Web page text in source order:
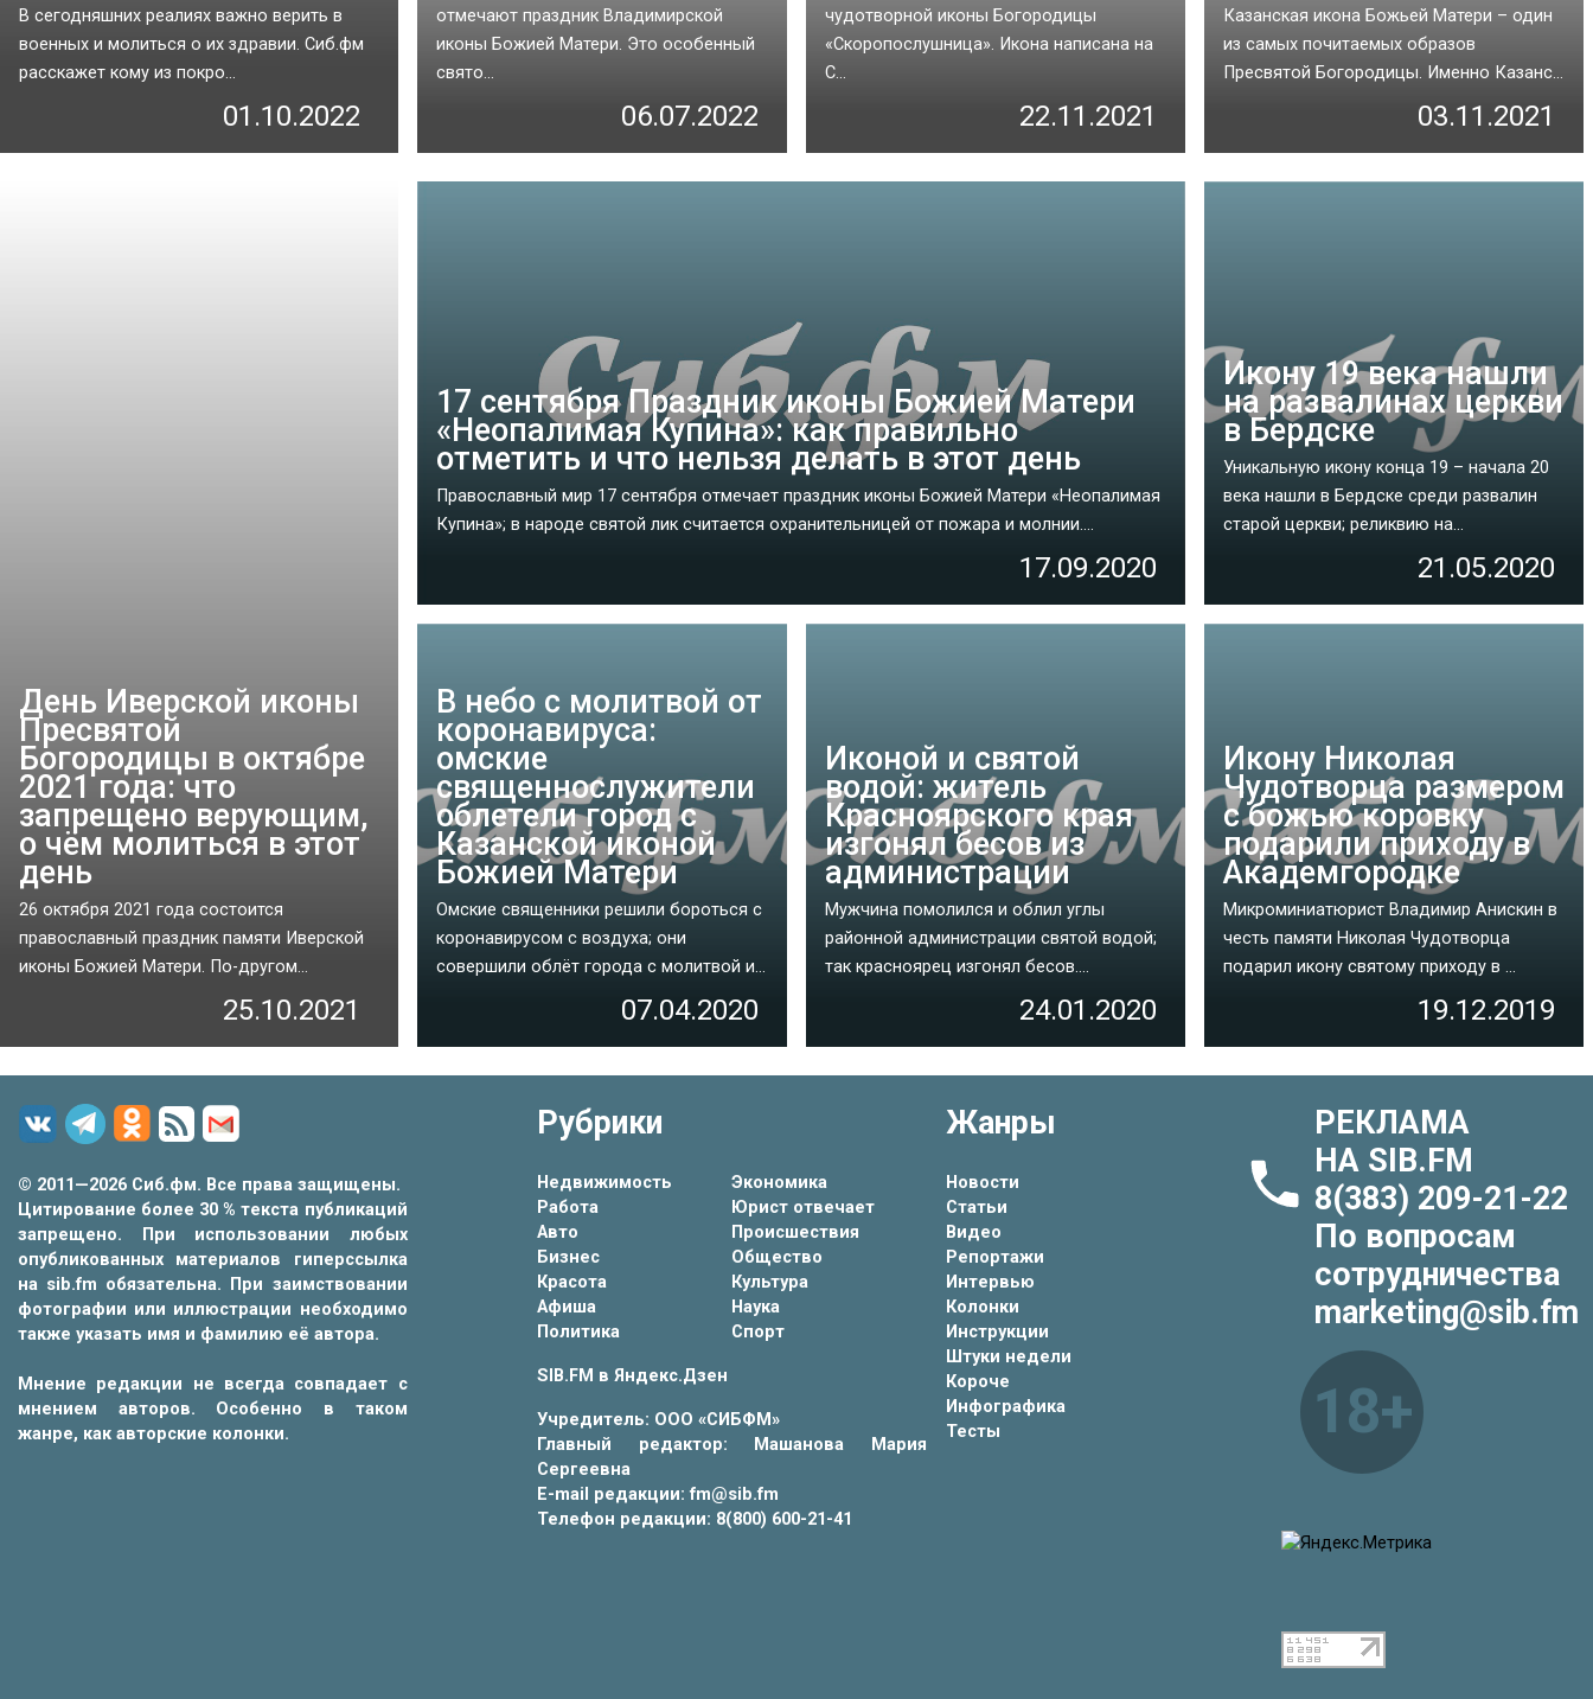
В сегодняшних реалиях важно верить в
военных и молиться о их здравии. Сиб.фм
расскажет кому из покро...
01.10.2022
отмечают праздник Владимирской
иконы Божией Матери. Это особенный
свято...
06.07.2022
чудотворной иконы Богородицы
«Скоропослушница». Икона написана на
С...
22.11.2021
Казанская икона Божьей Матери – один
из самых почитаемых образов
Пресвятой Богородицы. Именно Казанс...
03.11.2021
День Иверской иконы
Пресвятой
Богородицы в октябре
2021 года: что
запрещено верующим,
о чём молиться в этот
день
26 октября 2021 года состоится
православный праздник памяти Иверской
иконы Божией Матери. По-другом...
25.10.2021
17 сентября Праздник иконы Божией Матери
«Неопалимая Купина»: как правильно
отметить и что нельзя делать в этот день
Православный мир 17 сентября отмечает праздник иконы Божией Матери «Неопалимая
Купина»; в народе святой лик считается охранительницей от пожара и молнии....
17.09.2020
Икону 19 века нашли
на развалинах церкви
в Бердске
Уникальную икону конца 19 – начала 20
века нашли в Бердске среди развалин
старой церкви; реликвию на...
21.05.2020
В небо с молитвой от
коронавируса:
омские
священнослужители
облетели город с
Казанской иконой
Божией Матери
Омские священники решили бороться с
коронавирусом с воздуха; они
совершили облёт города с молитвой и...
07.04.2020
Иконой и святой
водой: житель
Красноярского края
изгонял бесов из
администрации
Мужчина помолился и облил углы
районной администрации святой водой;
так красноярец изгонял бесов....
24.01.2020
Икону Николая
Чудотворца размером
с божью коровку
подарили приходу в
Академгородке
Микроминиатюрист Владимир Анискин в
честь памяти Николая Чудотворца
подарил икону святому приходу в ...
19.12.2019
© 2011—2026 Сиб.фм. Все права защищены.
Цитирование более 30 % текста публикаций
запрещено. При использовании любых
опубликованных материалов гиперссылка
на sib.fm обязательна. При заимствовании
фотографии или иллюстрации необходимо
также указать имя и фамилию её автора.
Мнение редакции не всегда совпадает с
мнением авторов. Особенно в таком
жанре, как авторские колонки.
Рубрики
Недвижимость
Работа
Авто
Бизнес
Красота
Афиша
Политика
Экономика
Юрист отвечает
Происшествия
Общество
Культура
Наука
Спорт
SIB.FM в Яндекс.Дзен
Учредитель: ООО «СИБФМ»
Главный редактор: Машанова Мария
Сергеевна
E-mail редакции: fm@sib.fm
Телефон редакции: 8(800) 600-21-41
Жанры
Новости
Статьи
Видео
Репортажи
Интервью
Колонки
Инструкции
Штуки недели
Короче
Инфографика
Тесты
РЕКЛАМА
НА SIB.FM
8(383) 209-21-22
По вопросам
сотрудничества
marketing@sib.fm
18+